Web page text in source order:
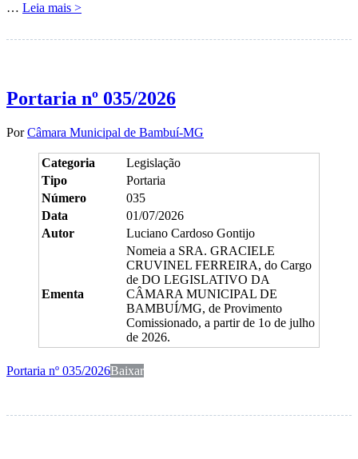
… Leia mais >
Portaria nº 035/2026
PorCâmara Municipal de Bambuí-MG
Categoria
Legislação
Tipo
Portaria
Número
035
Data
01/07/2026
Autor
Luciano Cardoso Gontijo
Ementa
Nomeia a SRA. GRACIELE
CRUVINEL FERREIRA, do Cargo
de DO LEGISLATIVO DA
CÂMARA MUNICIPAL DE
BAMBUÍ/MG, de Provimento
Comissionado, a partir de 1o de julho
de 2026.
Portaria nº 035/2026Baixar